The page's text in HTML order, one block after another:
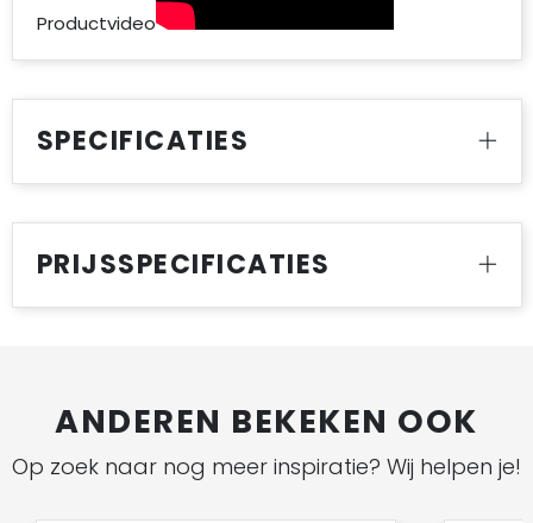
Productvideo
SPECIFICATIES
PRIJSSPECIFICATIES
ANDEREN BEKEKEN OOK
Op zoek naar nog meer inspiratie? Wij helpen je!